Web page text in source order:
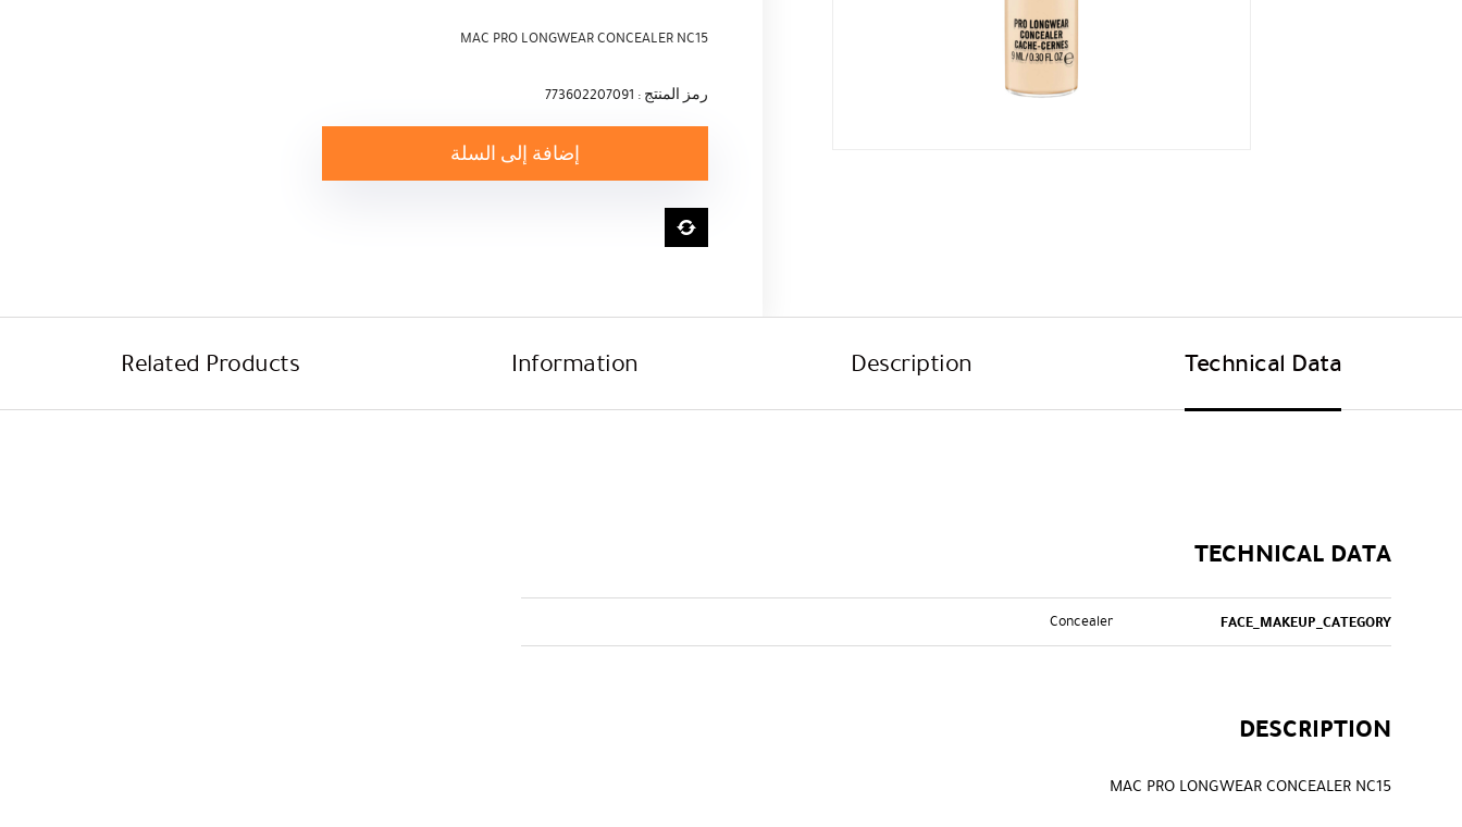
MAC PRO LONGWEAR CONCEALER NC15
رمز المنتج : 773602207091
إضافة إلى السلة
Technical Data
Description
Information
Related Products
TECHNICAL DATA
FACE_MAKEUP_CATEGORY
Concealer
DESCRIPTION
MAC PRO LONGWEAR CONCEALER NC15